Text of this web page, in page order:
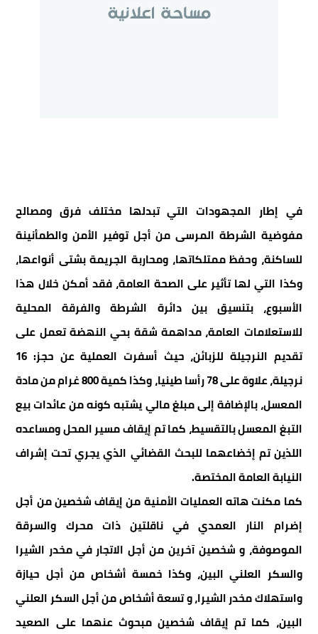
في إطار المجهودات التي تبدلها مختلف فرق ومصالح
مفوضية الشرطة المرسى من أجل توفير الأمن والطمأنينة
للساكنة، وحفظ ممتلكاتها، ومحاربة الجريمة بشتى أنواعها،
وكذا التي لها تأثير على الصحة العامة، فقد أمكن خلال هذا
الأسبوع، بتنسيق بين دائرة الشرطة والفرقة المحلية
للاستعلامات العامة، مداهمة شقة بحي النهضة تعمل على
تقديم النرجيلة للزبائن، حيث أسفرت العملية عن حجز: 16
نرجيلة، علاوة على 78 رأسا طينيا، وكذا كمية 800 غرام من مادة
المعسل، بالإضافة إلى مبلغ مالي يشتبه كونه من عائدات بيع
التبغ المعسل بالتقسيط، كما تم إيقاف مسير المحل ومساعده
اللذين تم إخضاعهما للبحث القضائي الذي يجري تحت إشراف
النيابة العامة المختصة.
كما مكنت هاته العمليات الأمنية من إيقاف شخصين من أجل
إضرام النار العمدي في ناقلتين ذات محرك والسرقة
الموصوفة، و شخصين آخرين من أجل الاتجار في مخدر الشيرا
والسكر العلني البين، وكذا خمسة أشخاص من أجل حيازة
واستهلاك مخدر الشيرا، و تسعة أشخاص من أجل السكر العلني
البين، كما تم إيقاف شخصين مبحوث عنهما على الصعيد